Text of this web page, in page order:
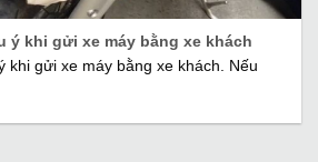
ý khi gửi xe máy bằng xe khách
khi gửi xe máy bằng xe khách. Nếu